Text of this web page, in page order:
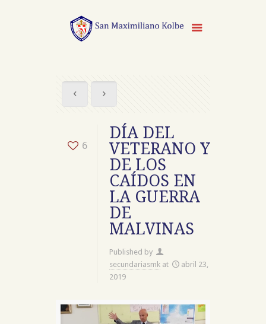
6
DÍA DEL
VETERANO Y
DE LOS
CAÍDOS EN
LA GUERRA
DE
MALVINAS
Published by
secundariasmk at
abril 23,
2019